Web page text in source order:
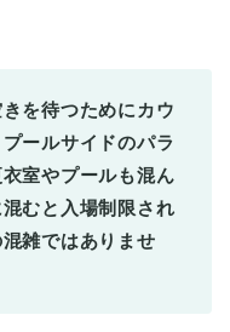
を待つためにカウ
ールサイドのパラ
室やプールも混ん
混むと入場制限され
雑ではありませ